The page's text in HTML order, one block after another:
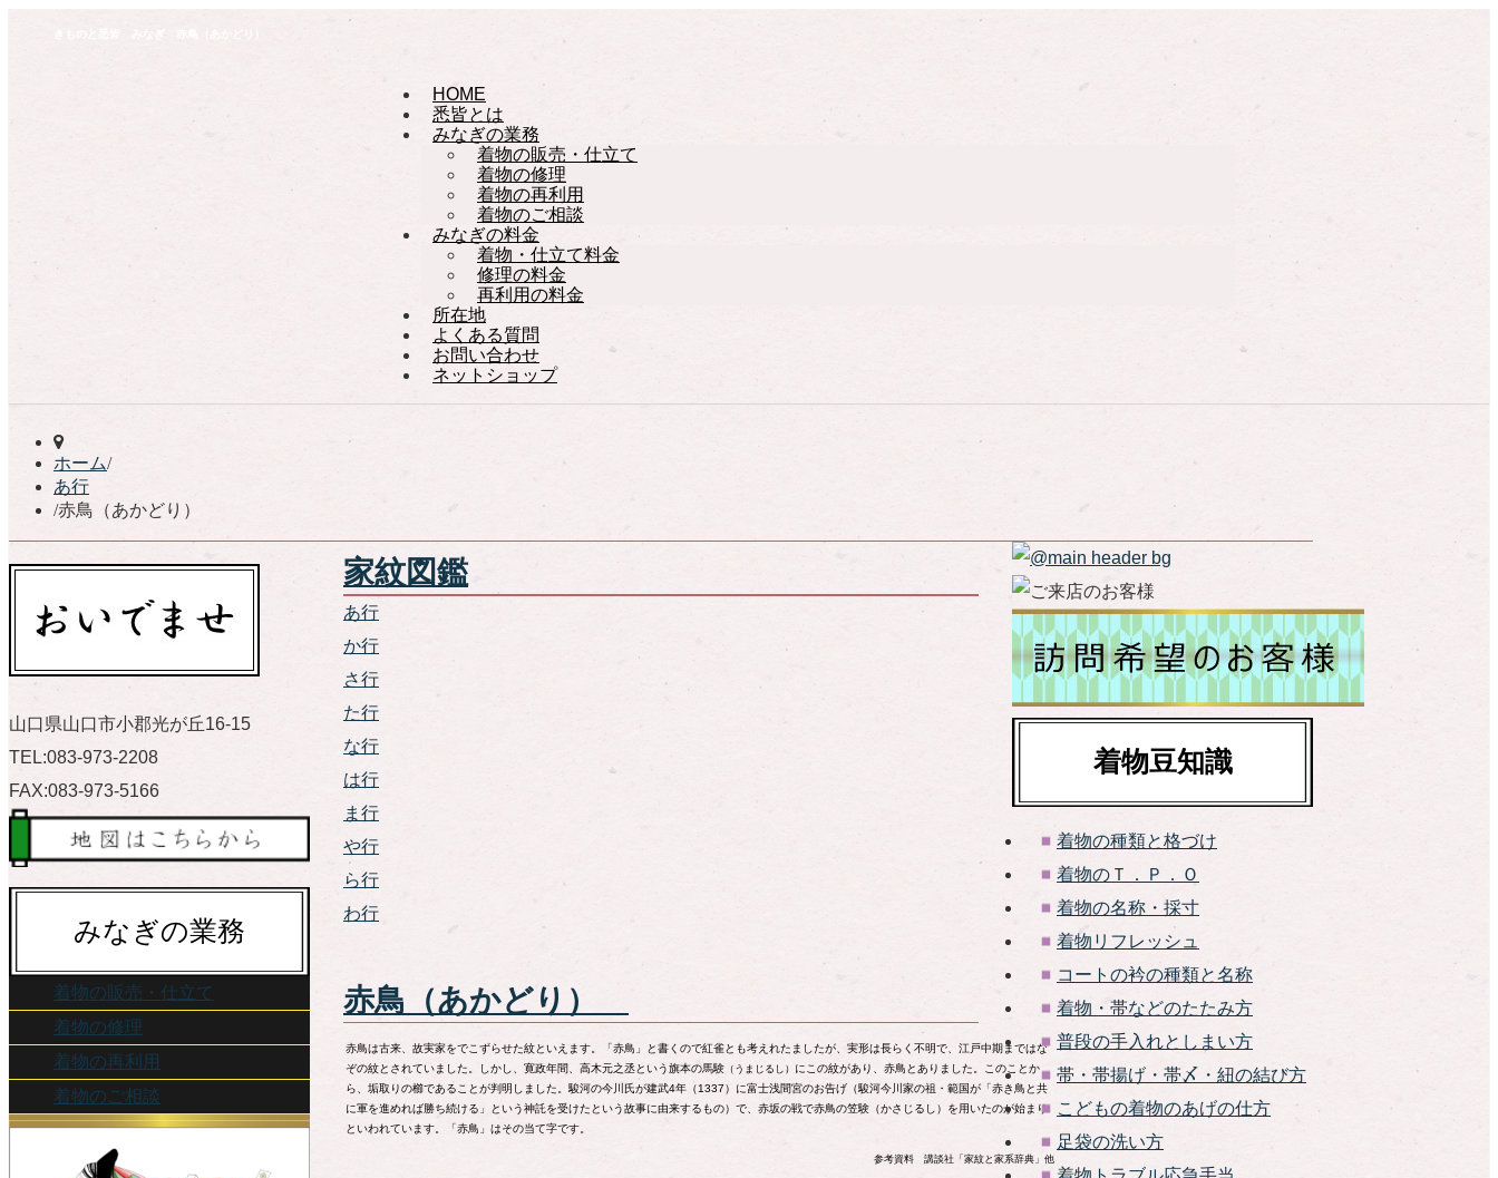
きものと悉皆 みなぎ 赤鳥（あかどり）
HOME
悉皆とは
みなぎの業務
着物の販売・仕立て
着物の修理
着物の再利用
着物のご相談
みなぎの料金
着物・仕立て料金
修理の料金
再利用の料金
所在地
よくある質問
お問い合わせ
ネットショップ
ホーム/
あ行
/赤鳥（あかどり）
山口県山口市小郡光が丘16-15
TEL:083-973-2208
FAX:083-973-5166
みなぎの業務
着物の販売・仕立て
着物の修理
着物の再利用
着物のご相談
家紋図鑑
あ行
か行
さ行
た行
な行
は行
ま行
や行
ら行
わ行
赤鳥（あかどり）
赤鳥は古来、故実家をでこずらせた紋といえます。「赤鳥」と書くので紅雀とも考えれたましたが、実形は長らく不明で、江戸中期まではな
ぞの紋とされていました。しかし、寛政年間、高木元之丞という旗本の馬験 （うまじるし） にこの紋があり、赤鳥とありました。このことか
ら、垢取りの櫛であることが判明しました。駿河の今川氏が建武4年（1337）に富士浅間宮のお告げ（駿河今川家の祖・範国が「赤き鳥と共
に軍を進めれば勝ち続ける」という神託を受けたという故事に由来するもの）で、赤坂の戦で赤鳥の笠験（かさじるし）を用いたのが始まり
といわれています。「赤鳥」はその当て字です。
参考資料 講談社「家紋と家系辞典」他
着物豆知識
着物の種類と格づけ
着物のＴ．Ｐ．Ｏ
着物の名称・採寸
着物リフレッシュ
コートの衿の種類と名称
着物・帯などのたたみ方
普段の手入れとしまい方
帯・帯揚げ・帯〆・紐の結び方
こどもの着物のあげの仕方
足袋の洗い方